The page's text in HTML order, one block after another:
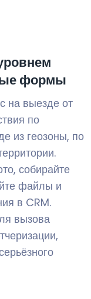
формы
на выезде от
по
из геозоны, по
собирайте
файлы и
в CRM.
вызова